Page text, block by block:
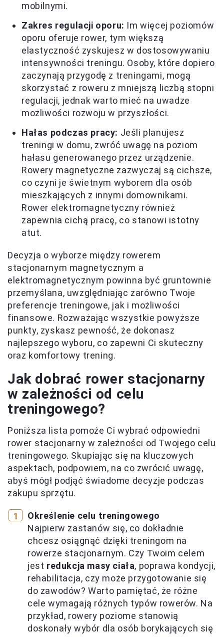
mobilnymi.
Zakres regulacji oporu: Im więcej poziomów
oporu oferuje rower, tym większą
elastyczność zyskujesz w dostosowywaniu
intensywności treningu. Osoby, które dopiero
zaczynają przygodę z treningami, mogą
skorzystać z roweru z mniejszą liczbą stopni
regulacji, jednak warto mieć na uwadze
możliwości rozwoju w przyszłości.
Hałas podczas pracy: Jeśli planujesz
treningi w domu, zwróć uwagę na poziom
hałasu generowanego przez urządzenie.
Rowery magnetyczne zazwyczaj są cichsze,
co czyni je świetnym wyborem dla osób
mieszkających z innymi domownikami.
Rower elektromagnetyczny również
zapewnia cichą pracę, co stanowi istotny
atut.
Decyzja o wyborze między rowerem
stacjonarnym magnetycznym a
elektromagnetycznym powinna być gruntownie
przemyślana, uwzględniając zarówno Twoje
preferencje treningowe, jak i możliwości
finansowe. Rozważając wszystkie powyższe
punkty, zyskasz pewność, że dokonasz
najlepszego wyboru, co zapewni Ci skuteczny
oraz komfortowy trening.
Jak dobrać rower stacjonarny
w zależności od celu
treningowego?
Poniższa lista pomoże Ci wybrać odpowiedni
rower stacjonarny w zależności od Twojego celu
treningowego. Skupiając się na kluczowych
aspektach, podpowiem, na co zwrócić uwagę,
abyś mógł podjąć świadome decyzje podczas
zakupu sprzętu.
Określenie celu treningowego
Najpierw zastanów się, co dokładnie
chcesz osiągnąć dzięki treningom na
rowerze stacjonarnym. Czy Twoim celem
jest redukcja masy ciała, poprawa kondycji,
rehabilitacja, czy może przygotowanie się
do zawodów? Warto pamiętać, że różne
cele wymagają różnych typów rowerów. Na
przykład, rowery poziome stanowią
doskonały wybór dla osób borykających się